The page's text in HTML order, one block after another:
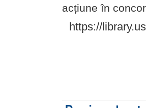
acțiune în
https://